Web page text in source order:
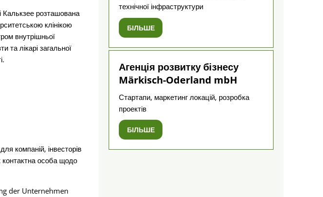
Калькзее розташована
клінікою
внутрішньої
та лікарі загальної
компаній, інвесторів
контактна особа щодо
der Unternehmen
технічної інфраструктури
БІЛЬШЕ
Агенція розвитку бізнесу
Märkisch-Oderland mbH
Стартапи, маркетинг локацій, розробка
проектів
БІЛЬШЕ